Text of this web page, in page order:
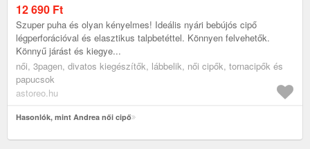
12 690 Ft
Szuper puha és olyan kényelmes! Ideális nyári bebújós cipő
légperforációval és elasztikus talpbetéttel. Könnyen felvehetők.
Könnyű járást és kiegye...
női, 3pagen, divatos kiegészítők, lábbelik, női cipők, tornacipők és
papucsok
astoreo.hu
Hasonlók, mint Andrea női cipő